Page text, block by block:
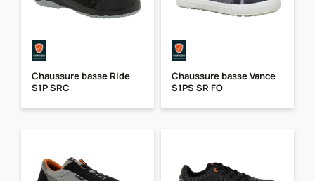
Chaussure basse Ride
S1P SRC
Chaussure basse Vance
S1PS SR FO